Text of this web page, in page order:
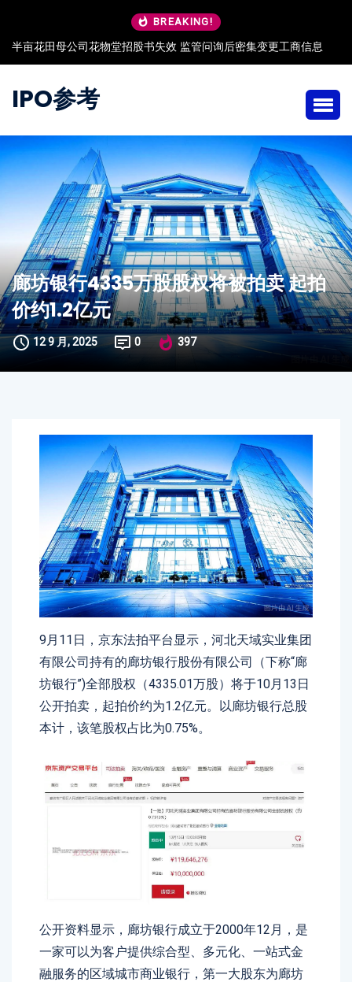
BREAKING!
半亩花田母公司花物堂招股书失效 监管问询后密集变更工商信息
IPO参考
廊坊银行4335万股股权将被拍卖 起拍
价约1.2亿元
12 9 月, 2025 0 397
9月11日，京东法拍平台显示，河北天域实业集团
有限公司持有的廊坊银行股份有限公司（下称“廊
坊银行”)全部股权（4335.01万股）将于10月13日
公开拍卖，起拍价约为1.2亿元。以廊坊银行总股
本计，该笔股权占比为0.75%。
公开资料显示，廊坊银行成立于2000年12月，是
一家可以为客户提供综合型、多元化、一站式金
融服务的区域城市商业银行，第一大股东为廊坊